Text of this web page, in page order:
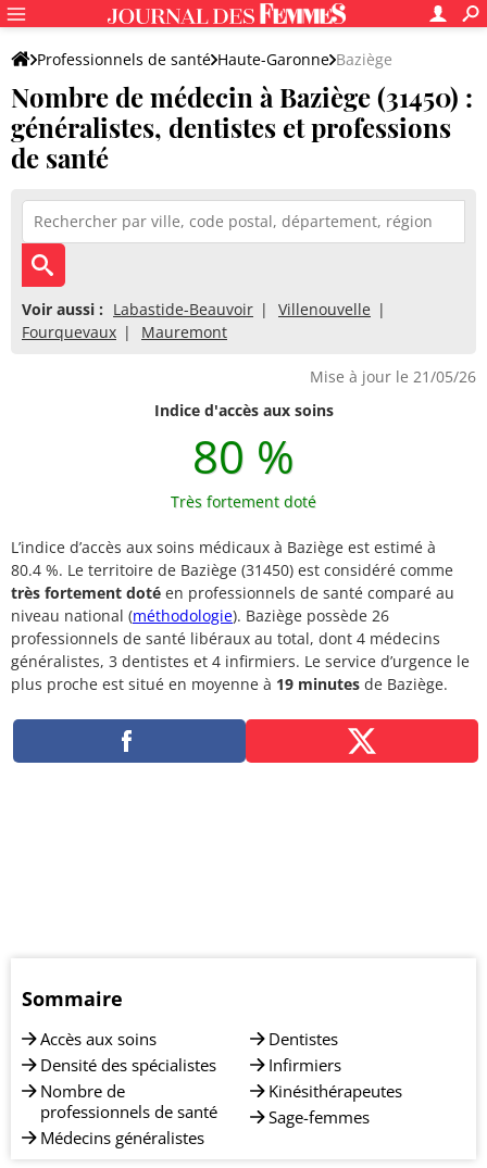
Professionnels de santé Haute-Garonne Baziège
Nombre de médecin à Baziège (31450) :
généralistes, dentistes et professions
de santé
Voir aussi : Labastide-Beauvoir
Villenouvelle
Fourquevaux
Mauremont
Mise à jour le 21/05/26
Indice d'accès aux soins
80 %
Très fortement doté
L’indice d’accès aux soins médicaux à Baziège est estimé à
80.4 %. Le territoire de Baziège (31450) est considéré comme
très fortement doté en professionnels de santé comparé au
niveau national (méthodologie). Baziège possède 26
professionnels de santé libéraux au total, dont 4 médecins
généralistes, 3 dentistes et 4 infirmiers. Le service d’urgence le
plus proche est situé en moyenne à 19 minutes de Baziège.
Sommaire
Accès aux soins
Densité des spécialistes
Nombre de
professionnels de santé
Médecins généralistes
Dentistes
Infirmiers
Kinésithérapeutes
Sage-femmes